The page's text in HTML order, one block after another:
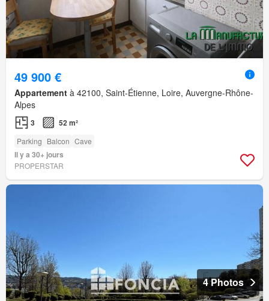
49 900 €
Appartement à 42100, Saint-Étienne, Loire, Auvergne-Rhône-
Alpes
3 52 m²
Parking Balcon Cave
Il y a 30+ jours
PROPERSTAR
4 Photos